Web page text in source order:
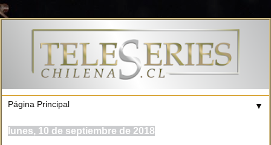
▼
lunes, 10 de septiembre de 2018